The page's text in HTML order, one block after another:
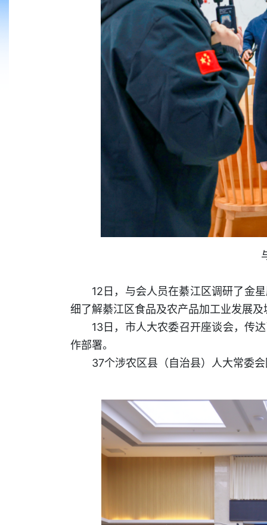
12日，与会人员在綦江区调研了金
细了解綦江区食品及农产品加工业发展
13日，市人大农委召开座谈会，传
作部署。
37个涉农区县（自治县）人大常委